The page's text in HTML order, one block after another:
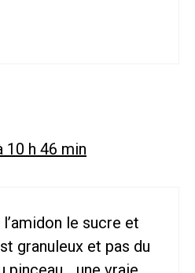
10 h 46 min
le sucre et
granuleux et pas du